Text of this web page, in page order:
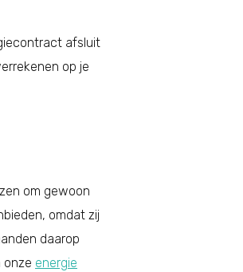
afsluit
op je
om gewoon
omdat zij
daarop
onze energie